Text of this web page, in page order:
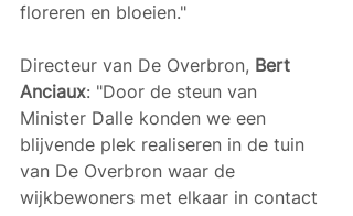
floreren en bloeien."
Directeur van De Overbron, Bert
Anciaux: "Door de steun van
Minister Dalle konden we een
blijvende plek realiseren in de tuin
van De Overbron waar de
wijkbewoners met elkaar in contact